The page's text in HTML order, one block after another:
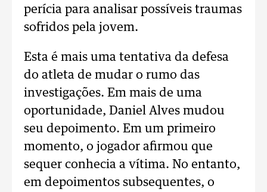
perícia para analisar possíveis traumas
sofridos pela jovem.
Esta é mais uma tentativa da defesa
do atleta de mudar o rumo das
investigações. Em mais de uma
oportunidade, Daniel Alves mudou
seu depoimento. Em um primeiro
momento, o jogador afirmou que
sequer conhecia a vítima. No entanto,
em depoimentos subsequentes, o